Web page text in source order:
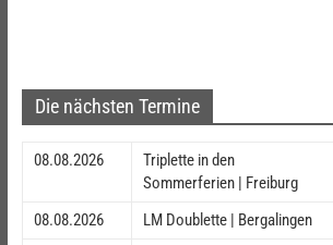
Die nächsten Termine
08.08.2026
Triplette in den
Sommerferien | Freiburg
08.08.2026
LM Doublette | Bergalingen